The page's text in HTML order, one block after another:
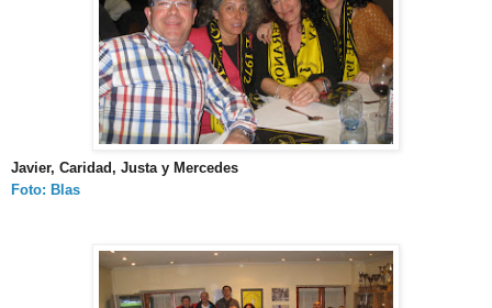
Javier, Caridad, Justa y Mercedes
Foto: Blas